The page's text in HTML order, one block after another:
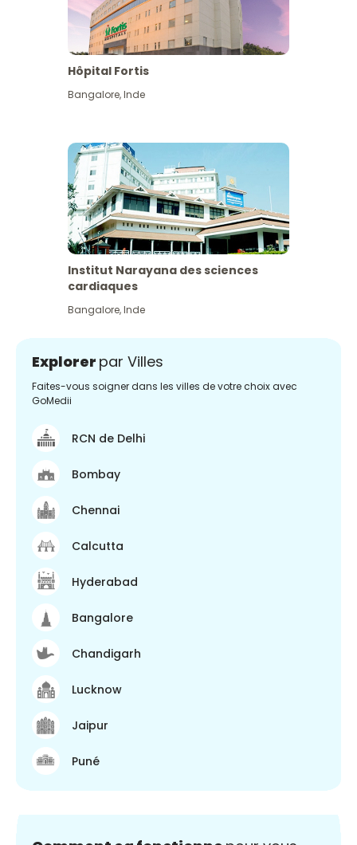
Hôpital Fortis
Bangalore,Inde
Institut Narayana des sciences
cardiaques
Bangalore,Inde
Explorer par Villes
Faites-vous soigner dans les villes de votre choix avec
GoMedii
RCN de Delhi
Bombay
Chennai
Calcutta
Hyderabad
Bangalore
Chandigarh
Lucknow
Jaipur
Puné